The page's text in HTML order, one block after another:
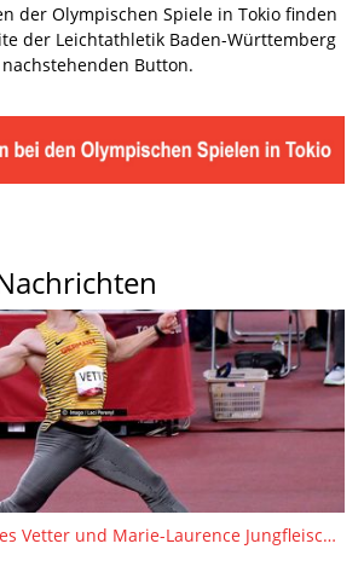
der Olympischen Spiele in Tokio finden
der Leichtathletik Baden-Württemberg
Button.
Tokio Tag 9: Johannes Vetter und Marie-Laurence Jungfleisch auf Platz 9 und 10